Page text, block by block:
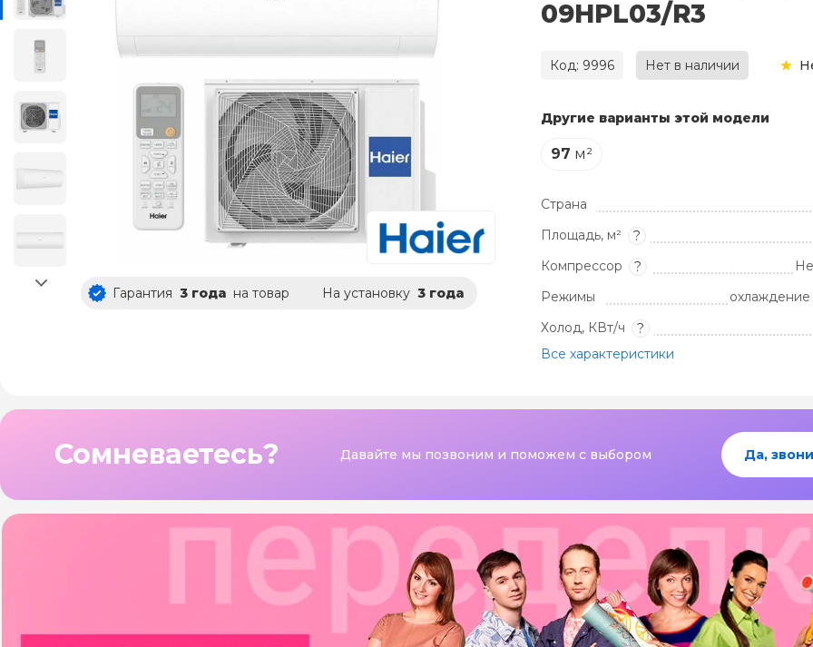
Гарантия 3 года на товар На установку 3 года
09HPL03/R3
Код: 9996 Нет в наличии
Другие варианты этой модели
97 м²
Страна
Площадь, м²
?
Компрессор
?
Режимы
Холод, КВт/ч
?
Все характеристики
Сомневаетесь? Давайте мы позвоним и поможем с выбором Да,